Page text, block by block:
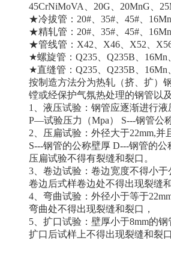
45CrNiMoVA、20G、20MnG、
★冷拔管 ：20#、35#、45#、16Mn
★精轧管 ：20#、35#、45#、16Mn
★管线管：X42、X46、X52、
★螺旋管：Q235、Q235B、16Mn
★直缝管：Q235、Q235B、16Mn
按制造方法分为热轧（挤、扩）
镗或经保护气氛热处理的钢管以
1、液压试验：钢管应逐渐进行
P—试验压力（Mpa） S---钢管公
2、压扁试验：外径大于22mm,
S---钢管的公称壁厚 D---钢管的
压扁试验不得有裂缝和裂口。
3、卷边试验：卷边宽度不得小
卷边后式样卷边处不得出现裂缝和
4、弯曲试验：外径小于等于
弯曲处不得出现裂缝和裂口，
5、扩口试验：壁厚小于8mm的钢
扩口后试样上不得出现裂缝和裂口